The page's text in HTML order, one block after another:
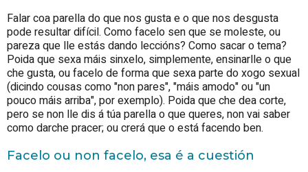
Falar coa parella do que nos gusta e o que nos desgusta
pode resultar difícil. Como facelo sen que se moleste, ou
pareza que lle estás dando leccións? Como sacar o tema?
Poida que sexa máis sinxelo, simplemente, ensinarlle o que
che gusta, ou facelo de forma que sexa parte do xogo sexual
(dicindo cousas como "non pares", "máis amodo" ou "un
pouco máis arriba", por exemplo). Poida que che dea corte,
pero se non lle dis á túa parella o que queres, non vai saber
como darche pracer; ou crerá que o está facendo ben.
Facelo ou non facelo, esa é a cuestión